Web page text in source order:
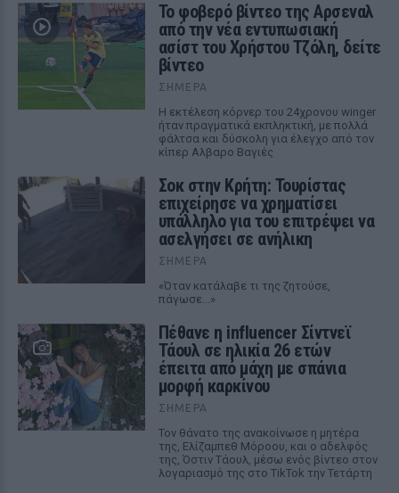
Το φοβερό βίντεο της Αρσεναλ
από την νέα εντυπωσιακή
ασίστ του Χρήστου Τζόλη, δείτε
βίντεο
ΣΉΜΕΡΑ
Η εκτέλεση κόρνερ του 24χρονου winger
ήταν πραγματικά εκπληκτική, με πολλά
φάλτσα και δύσκολη για έλεγχο από τον
κίπερ Αλβαρο Βαγιές
Σοκ στην Κρήτη: Τουρίστας
επιχείρησε να χρηματίσει
υπάλληλο για του επιτρέψει να
ασελγήσει σε ανήλικη
ΣΉΜΕΡΑ
«Όταν κατάλαβε τι της ζητούσε,
πάγωσε...»
Πέθανε η influencer Σίντνεϊ
Τάουλ σε ηλικία 26 ετών
έπειτα από μάχη με σπάνια
μορφή καρκίνου
ΣΉΜΕΡΑ
Τον θάνατο της ανακοίνωσε η μητέρα
της, Ελίζαμπεθ Μόροου, και ο αδελφός
της, Όστιν Τάουλ, μέσω ενός βίντεο στον
λογαριασμό της στο TikTok την Τετάρτη